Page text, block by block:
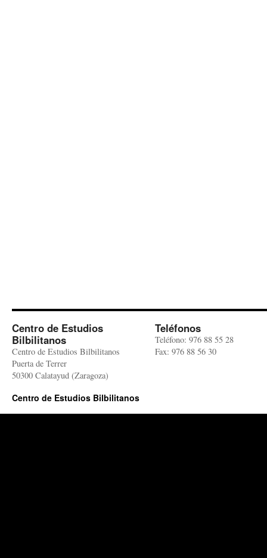
Centro de Estudios
Bilbilitanos
Centro de Estudios Bilbilitanos
Puerta de Terrer
50300 Calatayud (Zaragoza)
Teléfonos
Teléfono: 976 88 55 28
Fax: 976 88 56 30
Centro de Estudios Bilbilitanos